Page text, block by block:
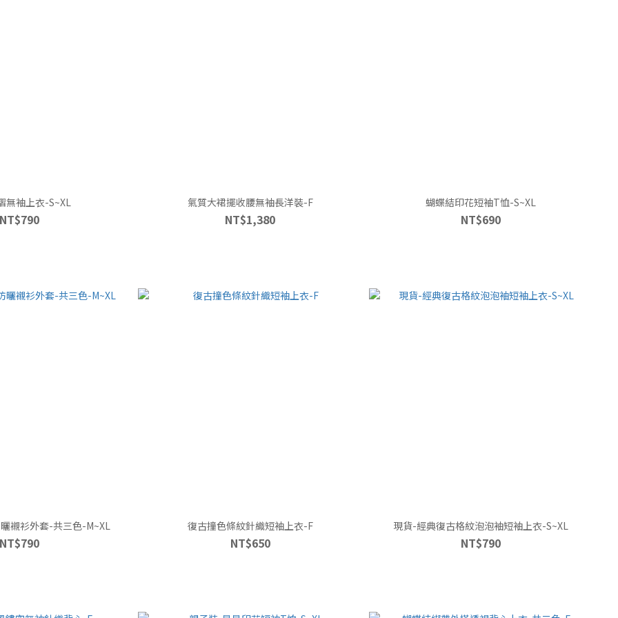
無袖上衣-S~XL 氣質大裙擺收腰無袖長洋裝-F
NT$1,380
蝴蝶結印花短袖T恤-S~XL
NT$690
襯衫外套-共三色-M~XL 復古撞色條紋針織短袖上衣-F
NT$650
現貨-經典復古格紋泡泡袖短袖上衣-S~XL
NT$790